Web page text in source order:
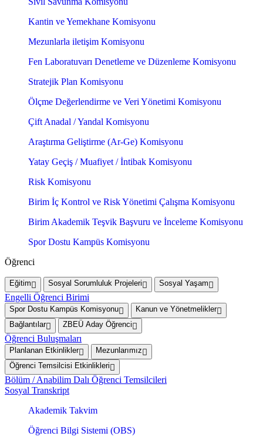
Kantin ve Yemekhane Komisyonu
Mezunlarla iletişim Komisyonu
Fen Laboratuvarı Denetleme ve Düzenleme Komisyonu
Stratejik Plan Komisyonu
Ölçme Değerlendirme ve Veri Yönetimi Komisyonu
Çift Anadal / Yandal Komisyonu
Araştırma Geliştirme (Ar-Ge) Komisyonu
Yatay Geçiş / Muafiyet / İntibak Komisyonu
Risk Komisyonu
Birim İç Kontrol ve Risk Yönetimi Çalışma Komisyonu
Birim Akademik Teşvik Başvuru ve İnceleme Komisyonu
Spor Dostu Kampüs Komisyonu
Öğrenci
Eğitim Sosyal Sorumluluk Projeleri Sosyal Yaşam
Engelli Öğrenci Birimi
Spor Dostu Kampüs Komisyonu
Kanun ve Yönetmelikler
Bağlantılar
ZBEÜ Aday Öğrenci
Öğrenci Buluşmaları
Planlanan Etkinlikler
Mezunlarımız
Öğrenci Temsilcisi Etkinlikleri
Bölüm / Anabilim Dalı Öğrenci Temsilcileri
Sosyal Transkript
Akademik Takvim
Öğrenci Bilgi Sistemi (OBS)